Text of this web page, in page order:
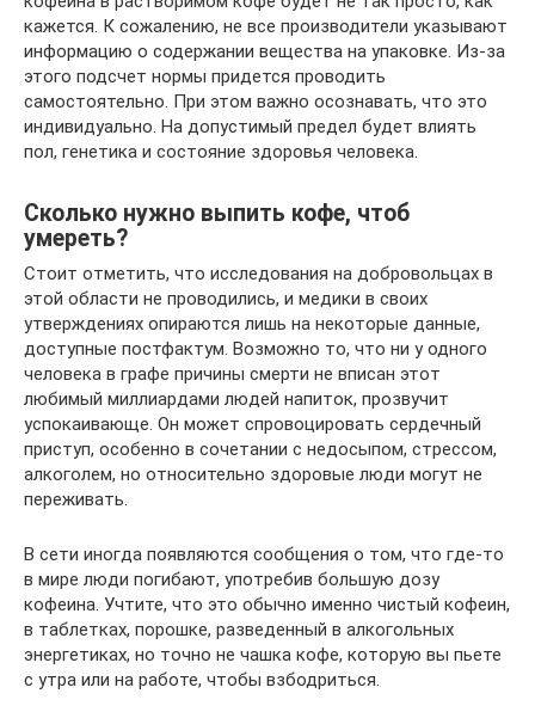
кажется. К сожалению, не все производители указывают
информацию о содержании вещества на упаковке. Из-за
этого подсчет нормы придется проводить
самостоятельно. При этом важно осознавать, что это
индивидуально. На допустимый предел будет влиять
пол, генетика и состояние здоровья человека.
Сколько нужно выпить кофе, чтоб
умереть?
Стоит отметить, что исследования на добровольцах в
этой области не проводились, и медики в своих
утверждениях опираются лишь на некоторые данные,
доступные постфактум. Возможно то, что ни у одного
человека в графе причины смерти не вписан этот
любимый миллиардами людей напиток, прозвучит
успокаивающе. Он может спровоцировать сердечный
приступ, особенно в сочетании с недосыпом, стрессом,
алкоголем, но относительно здоровые люди могут не
переживать.
В сети иногда появляются сообщения о том, что где-то
в мире люди погибают, употребив большую дозу
кофеина. Учтите, что это обычно именно чистый кофеин,
в таблетках, порошке, разведенный в алкогольных
энергетиках, но точно не чашка кофе, которую вы пьете
с утра или на работе, чтобы взбодриться.